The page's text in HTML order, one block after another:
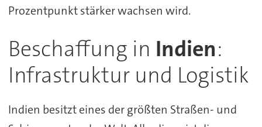
Prozentpunkt stärker wachsen wird.
Beschaffung in Indien:
Infrastruktur und Logistik
Indien besitzt eines der größten Straßen- und